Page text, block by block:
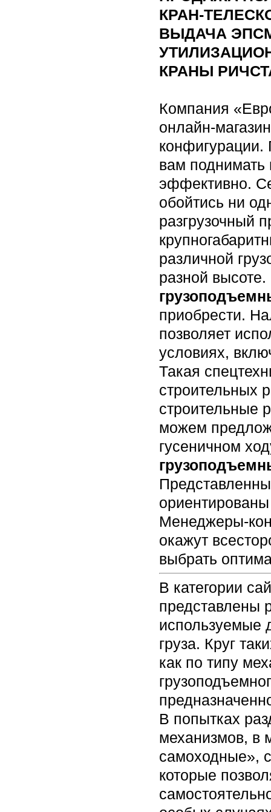
КРАН-
ВЫДАЧА
КРАНЫ
Компания
онлайн-
конфигурации.
вам
эффективно.
обойтись ни
разгрузочный
различной
разной
приобрести.
позволяет
условиях,
Такая
строительных
строительные
можем
гусеничном
Менеджеры-
окажут
выбрать
В категории
представлены
используемые
груза. Круг
как по типу
В попытках
механизмов, в
самоходные»,
которые